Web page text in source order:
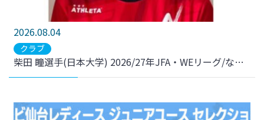
2026.08.04
クラブ
柴田 瞳選手(日本大学) 2026/27年JFA・WEリーグ/なでしこリーグ特別指定選手承認のお知らせ